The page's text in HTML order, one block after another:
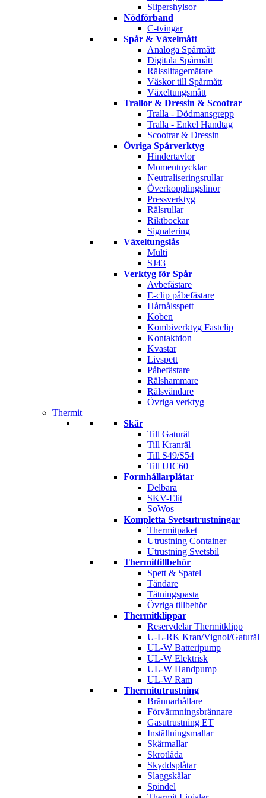
Slipershylsor
Nödförband
C-tvingar
Spår & Växelmått
Analoga Spårmått
Digitala Spårmått
Rälsslitagemätare
Väskor till Spårmått
Växeltungsmått
Trallor & Dressin & Scootrar
Tralla - Dödmansgrepp
Tralla - Enkel Handtag
Scootrar & Dressin
Övriga Spårverktyg
Hindertavlor
Momentnycklar
Neutraliseringsrullar
Överkopplingslinor
Pressverktyg
Rälsrullar
Riktbockar
Signalering
Växeltungslås
Multi
SJ43
Verktyg för Spår
Avbefästare
E-clip påbefästare
Hårnålsspett
Koben
Kombiverktyg Fastclip
Kontaktdon
Kvastar
Livspett
Påbefästare
Rälshammare
Rälsvändare
Övriga verktyg
Thermit
Skär
Till Gaturäl
Till Kranräl
Till S49/S54
Till UIC60
Formhållarplåtar
Delbara
SKV-Elit
SoWos
Kompletta Svetsutrustningar
Thermitpaket
Utrustning Container
Utrustning Svetsbil
Thermittillbehör
Spett & Spatel
Tändare
Tätningspasta
Övriga tillbehör
Thermitklippar
Reservdelar Thermitklipp
U-L-RK Kran/Vignol/Gaturäl
UL-W Batteripump
UL-W Elektrisk
UL-W Handpump
UL-W Ram
Thermitutrustning
Brännarhållare
Förvärmningsbrännare
Gasutrustning ET
Inställningsmallar
Skärmallar
Skrotlåda
Skyddsplåtar
Slaggskålar
Spindel